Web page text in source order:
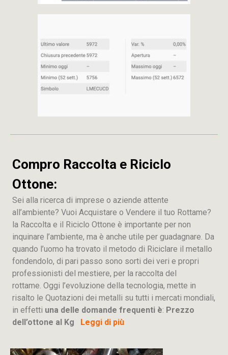
Compro Raccolta e Riciclo
Ottone:
Sei alla ricerca di imprese o aziende attente
all’ambiente? Vuoi Acquistare o Vendere il tuo Rottame?
la Raccolta e il Riciclo Ottone è importante per non
inquinare l’ambiente, ma è anche utile per guadagnare. Da
quando l’uomo ha trovato il metodo di Riciclare il metallo
fondendolo, di pari passo sono sorti dei veri e propri
professionisti del mestiere, per la raccolta del
rottame. Oggi l’evoluzione della tecnologia, mette in
risalto le Quotazioni dei metalli su tutti i mercati mondiali,
in effetti una delle domande frequenti è: Prezzo
dell’ottone al Kg Leggi di più